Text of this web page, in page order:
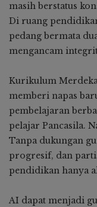
masih berstatus
Di ruang
pedang bermata
mengancam
Kurikulum
memberi napas
pembelajaran
pelajar Pancasila.
Tanpa dukungan
progresif, dan
pendidikan hanya
AI dapat menjadi